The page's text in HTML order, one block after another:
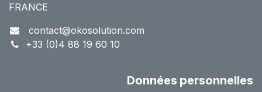
FRANCE
contact@okosolution.com
+33 (0)4 88 19 60 10
Données personnelles